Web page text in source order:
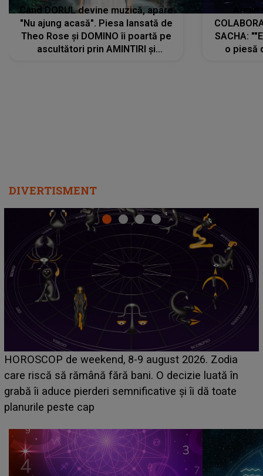
Când DORUL devine muzică, apare
"Nu ajung acasă". Piesa lansată de
Theo Rose și DOMINO îi poartă pe
ascultători prin AMINTIRI și
SACHA:
o piesă
DIVERTISMENT
Emanuel a ținut ACEST DETALIU ASCUNS până
acum! În fața Alexandrei, concurentul din Casa Iubirii
face o MĂRTURISIRE NEAȘTEPTATĂ despre mama
sa: "I-am spus și ei în față, eu nu te iubesc pentru